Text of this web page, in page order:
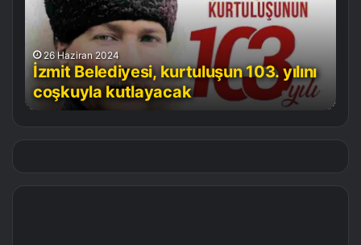
buluşuyor
5 Temmuz 2025
Türk-Japon dostluğu sahneyle
buluşuyor